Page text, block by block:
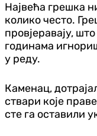
Највећа грешка
колико често.
провјеравају,
годинама
у реду.
Каменац,
ствари које
сте га оставили